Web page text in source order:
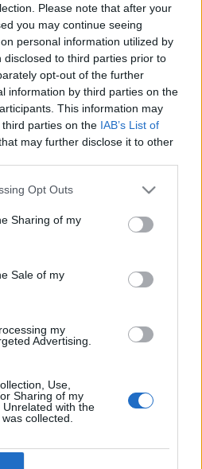
Please note that after your
you may continue seeing
personal information utilized by
to third parties prior to
opt-out of the further
information by third parties on the
This information may
parties on the IAB’s List of
may further disclose it to other
app uses one or more Google
behaviour. You may click to
and its third-party tags to
purposes in below Google
Opt Outs
Sharing of my
Sale of my
my
Advertising.
Use,
Sharing of my
with the
collected.
és kukán
tegnap megosztották az új
Mint már tavasz óta
is magával hozta. Most
a kerületben, 12-ről
1.
Mint korábban írtuk, az
7 ellenzéki képviselő
Azt is írtuk, hogy
megnézni ennek a hét